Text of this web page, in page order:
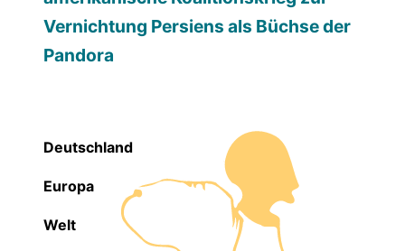
Vernichtung Persiens als Büchse der
Pandora
Deutschland
Europa
Welt